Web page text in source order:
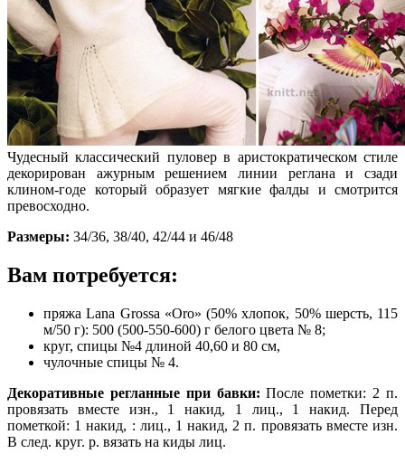
Чудесный классический пуловер в аристократическом стиле
декорирован ажурным решением линии реглана и сзади
клином-годе который образует мягкие фалды и смотрится
превосходно.
Размеры: 34/36, 38/40, 42/44 и 46/48
Вам потребуется:
пряжа Lana Grossa «Оrо» (50% хлопок, 50% шерсть, 115
м/50 г): 500 (500-550-600) г белого цвета № 8;
круг, спицы №4 длиной 40,60 и 80 см,
чулочные спицы № 4.
Декоративные регланные при бавки: После пометки: 2 п.
провязать вместе изн., 1 накид, 1 лиц., 1 накид. Перед
пометкой: 1 накид, : лиц., 1 накид, 2 п. провязать вместе изн.
В след. круг. р. вязать на киды лиц.